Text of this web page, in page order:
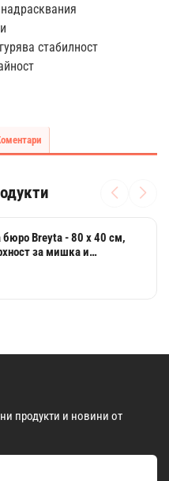
стабилност
Breyta - 80 х 40 см,
за мишка и
продукти и новини от